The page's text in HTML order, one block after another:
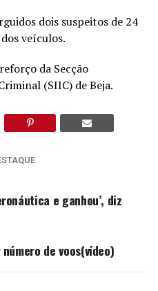
dois suspeitos de 24
veículos.
da Secção
(SIIC) de Beja.
e ganhou’, diz
de voos(vídeo)